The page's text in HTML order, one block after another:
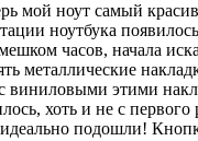
мой ноут самый
ноутбука
часов, начала
металлические
с виниловыми этими
хоть и не с первого
подошли!